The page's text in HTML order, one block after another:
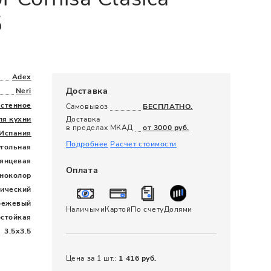
x 280
Adex
Neri
кухни
3.5x3.5
Доставка
Самовывоз
БЕСПЛАТНО.
Доставка
в пределах МКАД
от 3000 руб.
Подробнее Расчет стоимости
Оплата
НаличымиКартойПо счетуДолями
Цена за 1 шт.: 1 416 руб.